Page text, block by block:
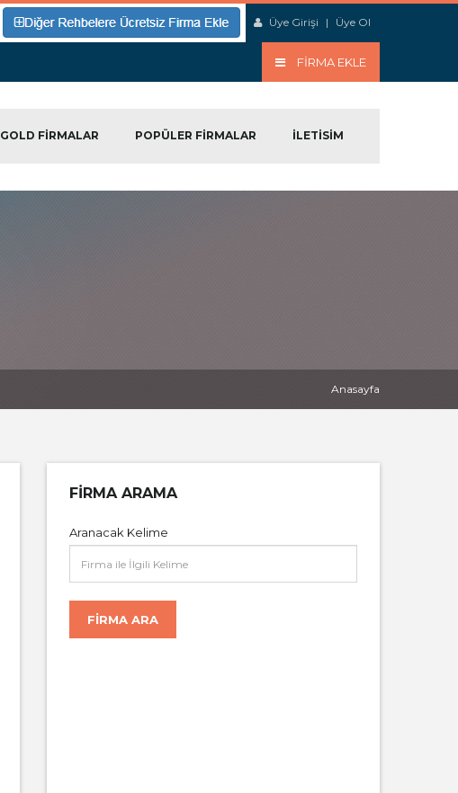
Üye Girişi | Üye Ol
FIRMA EKLE
GOLD FIRMALAR POPÜLER FIRMALAR ILETISIM
Anasayfa
FIRMA ARAMA
Aranacak Kelime
FIRMA ARA